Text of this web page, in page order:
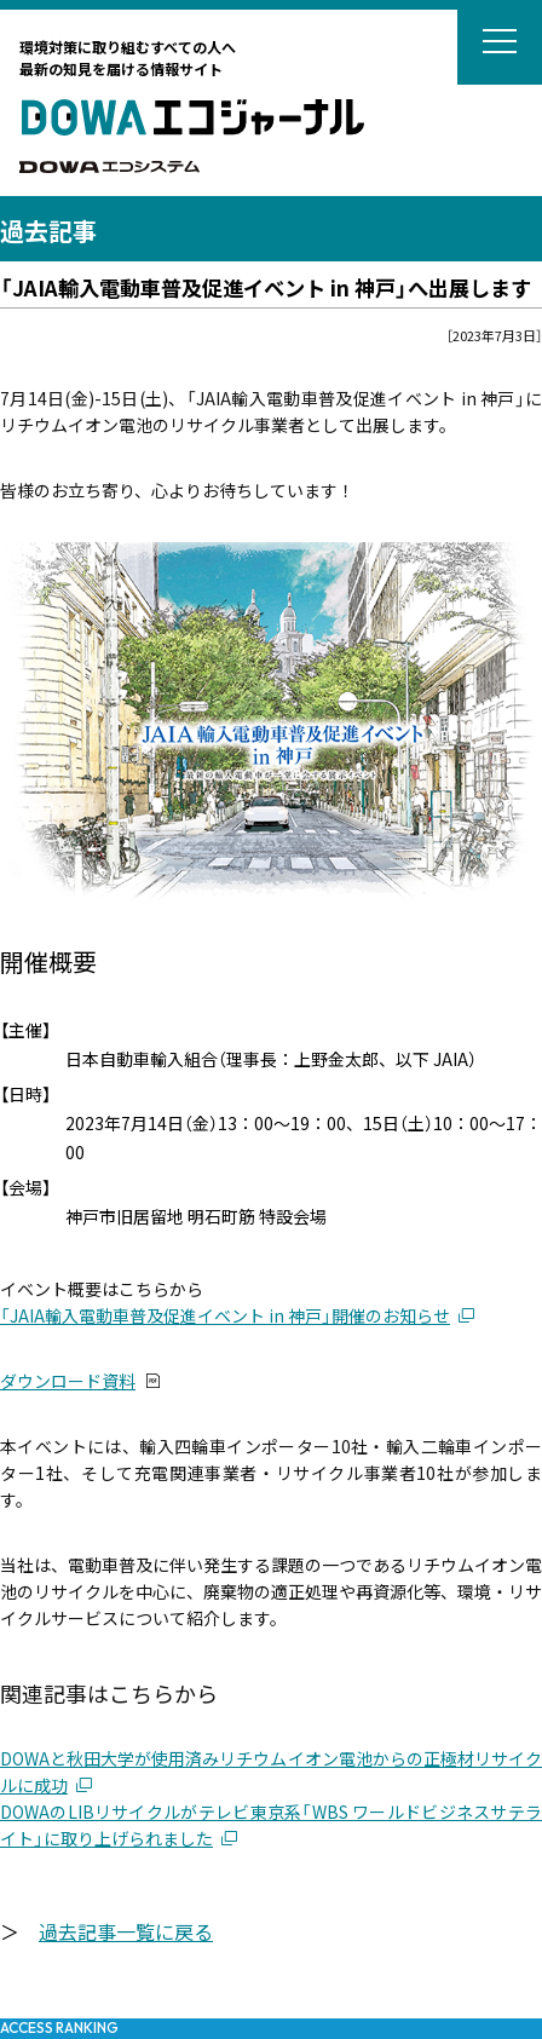
環境対策に取り組むすべての人へ
最新の知見を届ける情報サイト
DOWAエコジ
テーマから選ぶ
カーボンニュートラル
ネイチャーポジティブ
廃棄物処理
リスク管理
タグから選ぶ
海外ごみ事情廃棄物処理法対談 土壌汚染対策法
PCB環境コンサルLIBPV毒劇法バイオ燃料PFAS
コラム土壌浄化
エコぺディア
過去記事はこちら
メルマガ登録はこちら
ホワイトペーパー
ダウンロード
お問い合わせはこちら
過去記事
「JAIA輸入電動車普及促進イベント in 神戸」へ出展します
［2023年7月3日］
7月14日(金)-15日(土)、「JAIA輸入電動車普及促進イベント in 神戸」に
リチウムイオン電池のリサイクル事業者として出展します。
皆様のお立ち寄り、心よりお待ちしています！
開催概要
【主催】
日本自動車輸入組合（理事長：上野金太郎、以下 JAIA）
【日時】
2023年7月14日（金）13：00～19：00、15日（土）10：00～17：
00
【会場】
神戸市旧居留地 明石町筋 特設会場
イベント概要はこちらから
「JAIA輸入電動車普及促進イベント in 神戸」開催のお知らせ
ダウンロード資料
本イベントには、輸入四輪車インポーター10社・輸入二輪車インポー
ター1社、そして充電関連事業者・リサイクル事業者10社が参加しま
す。
当社は、電動車普及に伴い発生する課題の一つであるリチウムイオン電
池のリサイクルを中心に、廃棄物の適正処理や再資源化等、環境・リサ
イクルサービスについて紹介します。
関連記事はこちらから
DOWAと秋田大学が使用済みリチウムイオン電池からの正極材リサイク
ルに成功
DOWAのLIBリサイクルがテレビ東京系「WBS ワールドビジネスサテラ
イト」に取り上げられました
＞ 過去記事一覧に戻る
ACCESS RANKING